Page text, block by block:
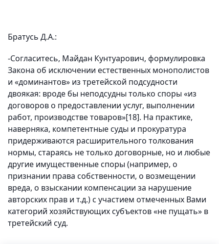
Братусь Д.А.:
-Согласитесь, Майдан Кунтуарович, формулировка
Закона об исключении естественных монополистов
и «доминантов» из третейской подсудности
двоякая: вроде бы неподсудны только споры «из
договоров о предоставлении услуг, выполнении
работ, производстве товаров»[18]. На практике,
наверняка, компетентные суды и прокуратура
придерживаются расширительного толкования
нормы, стараясь не только договорные, но и любые
другие имущественные споры (например, о
признании права собственности, о возмещении
вреда, о взыскании компенсации за нарушение
авторских прав и т.д.) с участием отмеченных Вами
категорий хозяйствующих субъектов «не пущать» в
третейский суд.